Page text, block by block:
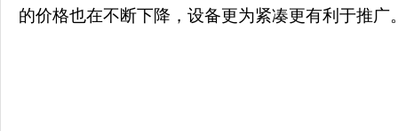
的价格也在不断下降，设备更为紧凑更有利于推广